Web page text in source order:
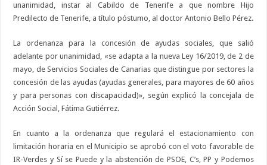
unanimidad, instar al Cabildo de Tenerife a que nombre Hijo
Predilecto de Tenerife, a título póstumo, al doctor Antonio Bello Pérez.
La ordenanza para la concesión de ayudas sociales, que salió
adelante por unanimidad, «se adapta a la nueva Ley 16/2019, de 2 de
mayo, de Servicios Sociales de Canarias que distingue por sectores la
concesión de las ayudas (ayudas generales, para mayores de 60 años
y para personas con discapacidad)», según explicó la concejala de
Acción Social, Fátima Gutiérrez.
En cuanto a la ordenanza que regulará el estacionamiento con
limitación horaria en el Municipio se aprobó con el voto favorable de
IR-Verdes y Sí se Puede y la abstención de PSOE, C’s, PP y Podemos